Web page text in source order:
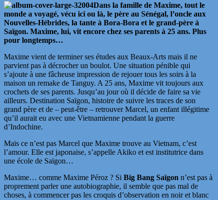
Dans la famille de Maxime, tout le
monde a voyagé, vécu ici ou là, le père au Sénégal, l’oncle aux
Nouvelles-Hébrides, la tante à Bora-Bora et le grand-père à
Saïgon. Maxime, lui, vit encore chez ses parents à 25 ans. Plus
pour longtemps…
Maxime vient de terminer ses études aux Beaux-Arts mais il ne
parvient pas à décrocher un boulot. Une situation pénible qui
s’ajoute à une fâcheuse impression de rejouer tous les soirs à la
maison un remake de Tanguy. A 25 ans, Maxime vit toujours aux
crochets de ses parents. Jusqu’au jour où il décide de faire sa vie
ailleurs. Destination Saïgon, histoire de suivre les traces de son
grand père et de – peut-être – retrouver Marcel, un enfant illégitime
qu’il aurait eu avec une Vietnamienne pendant la guerre
d’Indochine.
Mais ce n’est pas Marcel que Maxime trouve au Vietnam, c’est
l’amour. Elle est japonaise, s’appelle Akiko et est institutrice dans
une école de Saïgon…
Maxime… comme Maxime Péroz ? Si Big Bang Saïgon n’est pas à
proprement parler une autobiographie, il semble que pas mal de
choses, à commencer pas les croquis d’observation en noir et blanc